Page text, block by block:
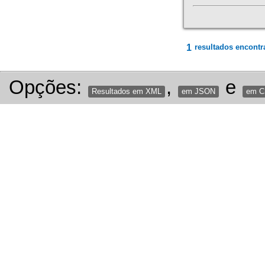
1 resultados
Opções: Resultados em XML , em JSON e em